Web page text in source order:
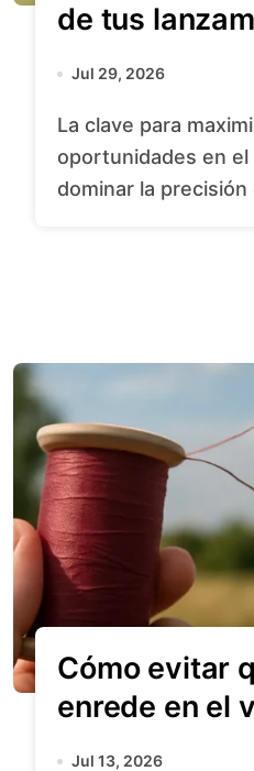
de tus
Jul 29, 2026
La clave para maximizar tus
oportunidades en el
dominar la precisión
Cómo evitar
enrede en el
Jul 13, 2026